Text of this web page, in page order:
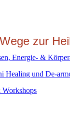
zur
Energie- &
Healing und De-